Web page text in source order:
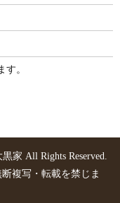
。
家 All Rights Reserved.
複写・転載を禁じま